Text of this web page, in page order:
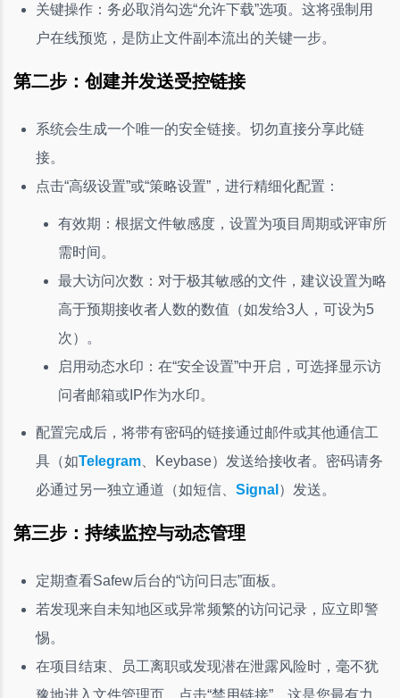
关键操作：务必取消勾选“允许下载”选项。这将强制用
户在线预览，是防止文件副本流出的关键一步。
第二步：创建并发送受控链接
系统会生成一个唯一的安全链接。切勿直接分享此链
接。
点击“高级设置”或“策略设置”，进行精细化配置：
有效期：根据文件敏感度，设置为项目周期或评审所
需时间。
最大访问次数：对于极其敏感的文件，建议设置为略
高于预期接收者人数的数值（如发给3人，可设为5
次）。
启用动态水印：在“安全设置”中开启，可选择显示访
问者邮箱或IP作为水印。
配置完成后，将带有密码的链接通过邮件或其他通信工
具（如Telegram 、Keybase）发送给接收者。密码请务
必通过另一独立通道（如短信、 Signal ）发送。
第三步：持续监控与动态管理
定期查看Safew后台的“访问日志”面板。
若发现来自未知地区或异常频繁的访问记录，应立即警
惕。
在项目结束、员工离职或发现潜在泄露风险时，毫不犹
豫地进入文件管理页，点击“禁用链接”。这是您最有力